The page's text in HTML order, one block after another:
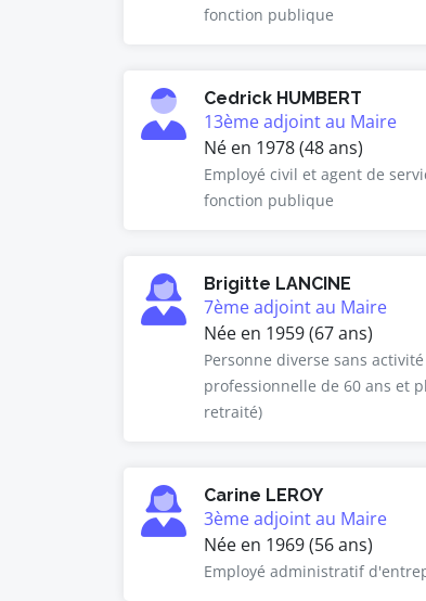
fonction publique
Cedrick HUMBERT
13ème adjoint au Maire
Né en 1978 (48 ans)
Employé civil et agent de
fonction publique
Brigitte LANCINE
7ème adjoint au Maire
Née en 1959 (67 ans)
Personne diverse sans activité
professionnelle de 60 ans et
retraité)
Carine LEROY
3ème adjoint au Maire
Née en 1969 (56 ans)
Employé administratif